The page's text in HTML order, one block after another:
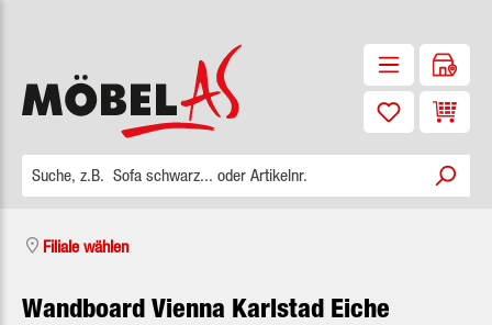
Filiale wählen
Wandboard Vienna Karlstad Eiche